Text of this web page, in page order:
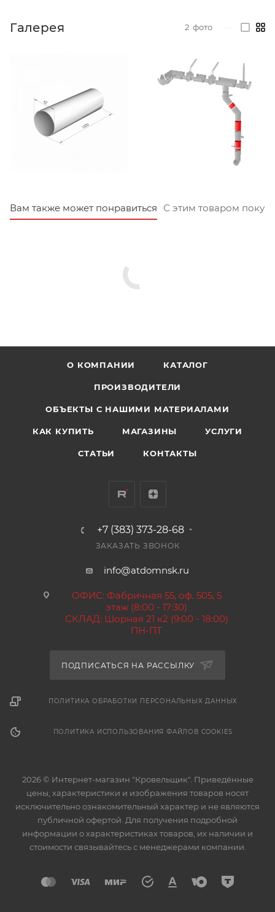
Галерея 2 фото
Вам также может понравиться С этим товаром
О КОМПАНИИ КАТАЛОГ
ПРОИЗВОДИТЕЛИ
ОБЪЕКТЫ С НАШИМИ МАТЕРИАЛАМИ
КАК КУПИТЬ МАГАЗИНЫ УСЛУГИ
СТАТЬИ КОНТАКТЫ
+7 (383) 373-28-68
ЗАКАЗАТЬ ЗВОНОК
info@atdomnsk.ru
ОФИС: Фабричная 55, оф. 505, 5
этаж (8:00 - 17:30)
СКЛАД: Шорная 21 к2 (9:00 - 18:00)
ПН-ПТ
ПОДПИСАТЬСЯ НА РАССЫЛКУ
ПОЛИТИКА ОБРАБОТКИ ПЕРСОНАЛЬНЫХ ДАННЫХ
ПОЛИТИКА ИСПОЛЬЗОВАНИЯ ФАЙЛОВ COOKIES
2026 © Интернет-магазин "Кровельщик". Приведённые
цены, характеристики и изображения товаров носят
исключительно ознакомительный характер и не являются
публичной офертой. Для получения подробной
информации о характеристиках товаров, их наличии и
стоимости связывайтесь с менеджерами компании.